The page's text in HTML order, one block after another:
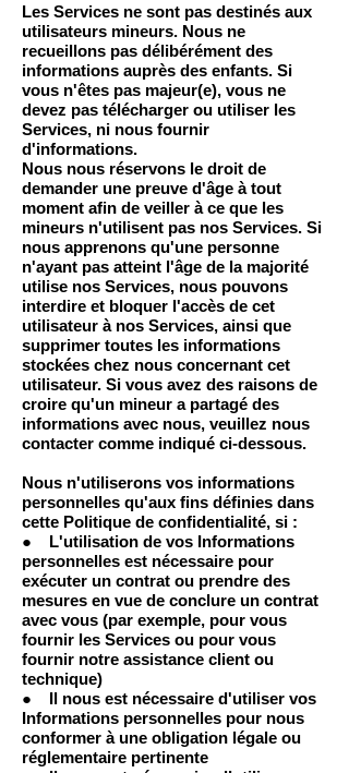
Les Services ne sont pas destinés aux
utilisateurs mineurs. Nous ne
recueillons pas délibérément des
informations auprès des enfants. Si
vous n'êtes pas majeur(e), vous ne
devez pas télécharger ou utiliser les
Services, ni nous fournir
d'informations.
Nous nous réservons le droit de
demander une preuve d'âge à tout
moment afin de veiller à ce que les
mineurs n'utilisent pas nos Services. Si
nous apprenons qu'une personne
n'ayant pas atteint l'âge de la majorité
utilise nos Services, nous pouvons
interdire et bloquer l'accès de cet
utilisateur à nos Services, ainsi que
supprimer toutes les informations
stockées chez nous concernant cet
utilisateur. Si vous avez des raisons de
croire qu'un mineur a partagé des
informations avec nous, veuillez nous
contacter comme indiqué ci-dessous.
Nous n'utiliserons vos informations
personnelles qu'aux fins définies dans
cette Politique de confidentialité, si :
● L'utilisation de vos Informations
personnelles est nécessaire pour
exécuter un contrat ou prendre des
mesures en vue de conclure un contrat
avec vous (par exemple, pour vous
fournir les Services ou pour vous
fournir notre assistance client ou
technique)
● Il nous est nécessaire d'utiliser vos
Informations personnelles pour nous
conformer à une obligation légale ou
réglementaire pertinente